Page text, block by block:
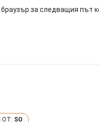
за следващия път
SO